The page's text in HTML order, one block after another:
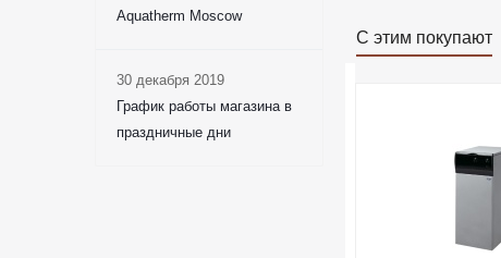
С этим покупают
Aquatherm Moscow
30 декабря 2019
График работы магазина в
праздничные дни